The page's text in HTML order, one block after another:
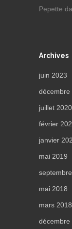
Pepette
Archives
juin 2023
décembre
juillet 2020
février
janvier
mai 2019
mai 2018
mars 2018
décembre